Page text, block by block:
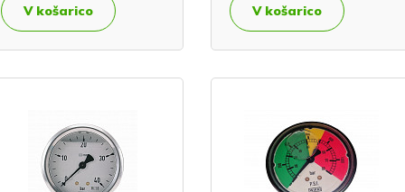
V košarico V košarico